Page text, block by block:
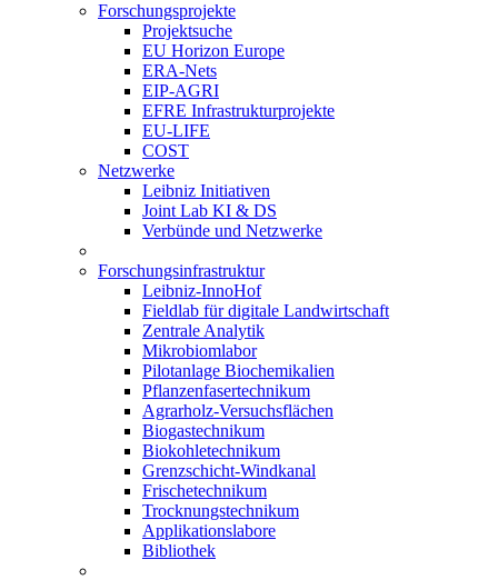
Forschungsprojekte
Projektsuche
EU Horizon Europe
ERA-Nets
EIP-AGRI
EFRE Infrastrukturprojekte
EU-LIFE
COST
Netzwerke
Leibniz Initiativen
Joint Lab KI & DS
Verbünde und Netzwerke
Forschungsinfrastruktur
Leibniz-InnoHof
Fieldlab für digitale Landwirtschaft
Zentrale Analytik
Mikrobiomlabor
Pilotanlage Biochemikalien
Pflanzenfasertechnikum
Agrarholz-Versuchsflächen
Biogastechnikum
Biokohletechnikum
Grenzschicht-Windkanal
Frischetechnikum
Trocknungstechnikum
Applikationslabore
Bibliothek